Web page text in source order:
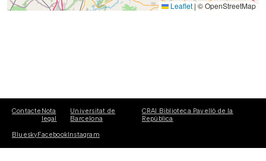
Leaflet | © OpenStreetMap
Contacte Nota
legal
Universitat de
Barcelona
CRAI Biblioteca Pavelló de la
República
BlueskyFacebookInstagram